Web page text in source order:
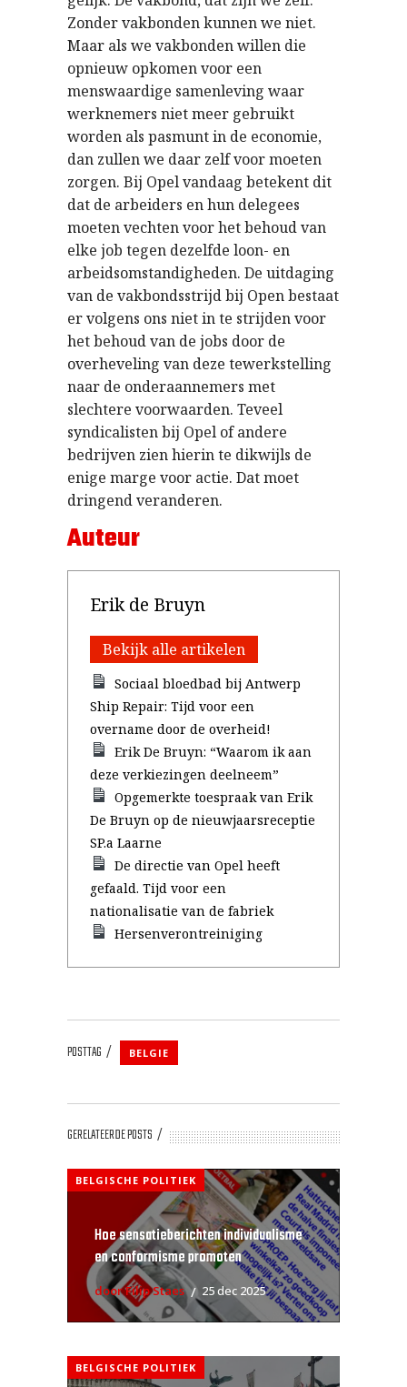
Zonder vakbonden kunnen we niet.
Maar als we vakbonden willen die
opnieuw opkomen voor een
menswaardige samenleving waar
werknemers niet meer gebruikt
worden als pasmunt in de economie,
dan zullen we daar zelf voor moeten
zorgen. Bij Opel vandaag betekent dit
dat de arbeiders en hun delegees
moeten vechten voor het behoud van
elke job tegen dezelfde loon- en
arbeidsomstandigheden. De uitdaging
van de vakbondsstrijd bij Open bestaat
er volgens ons niet in te strijden voor
het behoud van de jobs door de
overheveling van deze tewerkstelling
naar de onderaannemers met
slechtere voorwaarden. Teveel
syndicalisten bij Opel of andere
bedrijven zien hierin te dikwijls de
enige marge voor actie. Dat moet
dringend veranderen.
Auteur
Erik de Bruyn
Bekijk alle artikelen
Sociaal bloedbad bij Antwerp
Ship Repair: Tijd voor een
overname door de overheid!
Erik De Bruyn: “Waarom ik aan
deze verkiezingen deelneem”
Opgemerkte toespraak van Erik
De Bruyn op de nieuwjaarsreceptie
SP.a Laarne
De directie van Opel heeft
gefaald. Tijd voor een
nationalisatie van de fabriek
Hersenverontreiniging
POSTTAG BELGIE
GERELATEERDE POSTS
BELGISCHE POLITIEK
Hoe sensatieberichten individualisme
en conformisme promoten
door Filip Staes 25 dec 2025
BELGISCHE POLITIEK